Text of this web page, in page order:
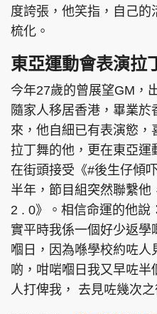
度誇張，他笑指，自己的
梳化。
東亞運動會表演拉
今年27歲的曾展望GM，
隨家人移居香港，畢業
來，他自細已有表演慾，
拉丁舞的他，更在東亞運
在街頭接受《#後生仔傾
半年，節目組突然聯繫
2 . 0》。相信命運的他說
實平時我係一個好少返學
嗰日，因為喺學校約咗人
啲，咁啱嗰日我又早咗
人打俾我， 去見咗幾次之